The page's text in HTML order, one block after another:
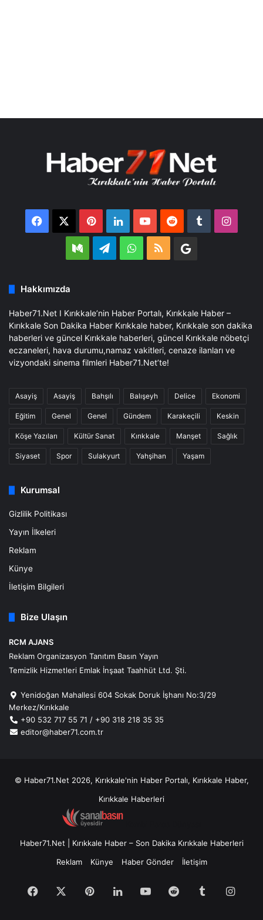
Facebook PinterestLinkedInYouTubeReddit Tumblr
MediumTelegramWhatsApp
RSS
Google
Hakkımızda
Haber71.Net I Kırıkkale’nin Haber Portalı, Kırıkkale Haber –
Kırıkkale Son Dakika Haber Kırıkkale haber, Kırıkkale son dakika
haberleri ve güncel Kırıkkale haberleri, güncel Kırıkkale nöbetçi
eczaneleri, hava durumu,namaz vakitleri, cenaze ilanları ve
vizyondaki sinema filmleri Haber71.Net’te!
Asayiş Asayiş Bahşılı Balışeyh Delice Ekonomi
Eğitim Genel Genel Gündem Karakeçili Keskin
Köşe Yazıları Kültür Sanat Kırıkkale Manşet Sağlık
Siyaset Spor Sulakyurt Yahşihan Yaşam
Kurumsal
Gizlilik Politikası
Yayın İlkeleri
Reklam
Künye
İletişim Bilgileri
Bize Ulaşın
RCM AJANS
Reklam Organizasyon Tanıtım Basın Yayın
Temizlik Hizmetleri Emlak İnşaat Taahhüt Ltd. Şti.
Yenidoğan Mahallesi 604 Sokak Doruk İşhanı No:3/29
Merkez/Kırıkkale
+90 532 717 55 71 / +90 318 218 35 35
editor@haber71.com.tr
© Haber71.Net 2026, Kırıkkale'nin Haber Portalı, Kırıkkale Haber,
Kırıkkale Haberleri
Haber71.Net | Kırıkkale Haber – Son Dakika Kırıkkale Haberleri
Reklam
Künye Haber Gönder İletişim
Facebook PinterestLinkedInYouTubeReddit Tumblr